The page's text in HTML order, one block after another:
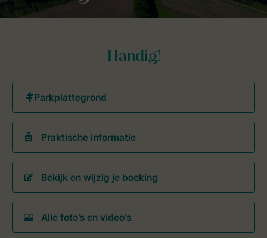
Handig!
Praktische informatie
Bekijk en wijzig je boeking
Alle foto’s en video’s